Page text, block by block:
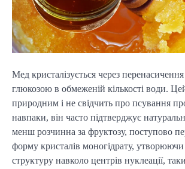
Мед кристалізується через
глюкозою в обмеженій кількості води.
природним і не свідчить про псування
навпаки, він часто підтверджує
менш розчинна за фруктозу, поступово
форму кристалів моногідрату,
структуру навколо центрів нуклеації,